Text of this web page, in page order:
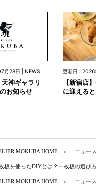
月28日 | NEWS
神ギャラリ
お知らせ
更新日 :
【新宿店
に迎える
MOKUBA HOME ニュー
板を使ったDIYとは？一枚板の選び
MOKUBA HOME ニュー